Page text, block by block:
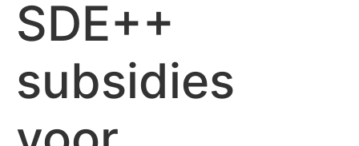
SDE++
subsidies